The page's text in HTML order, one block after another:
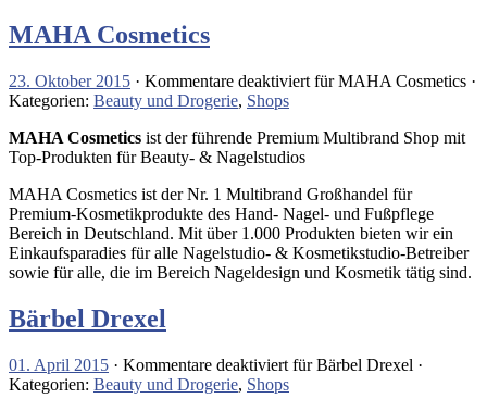
MAHA Cosmetics
23. Oktober 2015 · Kommentare deaktiviert für MAHA Cosmetics ·
Kategorien: Beauty und Drogerie, Shops
MAHA Cosmetics ist der führende Premium Multibrand Shop mit
Top-Produkten für Beauty- & Nagelstudios
MAHA Cosmetics ist der Nr. 1 Multibrand Großhandel für
Premium-Kosmetikprodukte des Hand- Nagel- und Fußpflege
Bereich in Deutschland. Mit über 1.000 Produkten bieten wir ein
Einkaufsparadies für alle Nagelstudio- & Kosmetikstudio-Betreiber
sowie für alle, die im Bereich Nageldesign und Kosmetik tätig sind.
Bärbel Drexel
01. April 2015 · Kommentare deaktiviert für Bärbel Drexel ·
Kategorien: Beauty und Drogerie, Shops